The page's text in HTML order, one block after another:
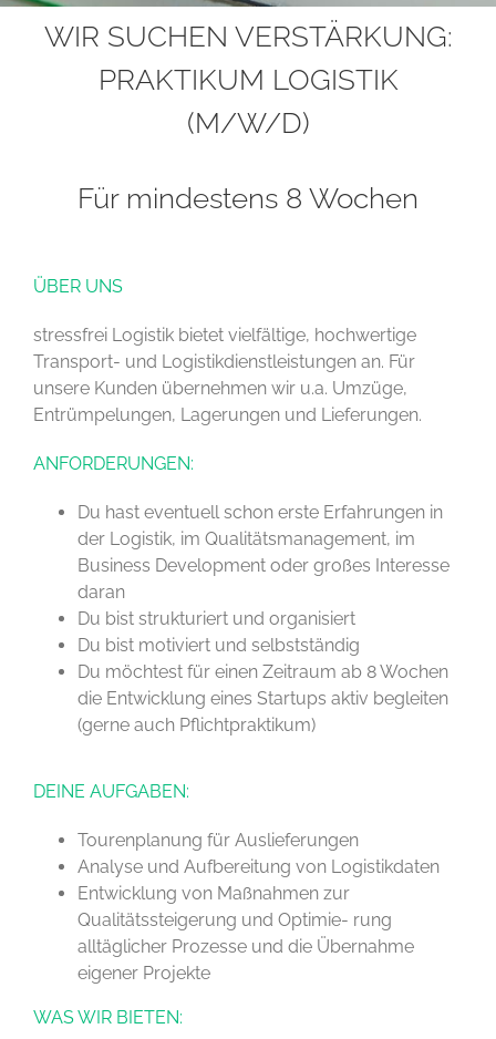
WIR SUCHEN VERSTÄRKUNG:
PRAKTIKUM LOGISTIK
(M/W/D)
Für mindestens 8 Wochen
ÜBER UNS
stressfrei Logistik bietet vielfältige, hochwertige
Transport- und Logistikdienstleistungen an. Für
unsere Kunden übernehmen wir u.a. Umzüge,
Entrümpelungen, Lagerungen und Lieferungen.
ANFORDERUNGEN:
Du hast eventuell schon erste Erfahrungen in
der Logistik, im Qualitätsmanagement, im
Business Development oder großes Interesse
daran
Du bist strukturiert und organisiert
Du bist motiviert und selbstständig
Du möchtest für einen Zeitraum ab 8 Wochen
die Entwicklung eines Startups aktiv begleiten
(gerne auch Pflichtpraktikum)
DEINE AUFGABEN:
Tourenplanung für Auslieferungen
Analyse und Aufbereitung von Logistikdaten
Entwicklung von Maßnahmen zur
Qualitätssteigerung und Optimie- rung
alltäglicher Prozesse und die Übernahme
eigener Projekte
WAS WIR BIETEN: